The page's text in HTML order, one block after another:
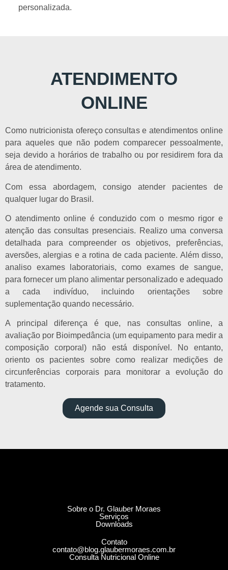
personalizada.
ATENDIMENTO
ONLINE
Como nutricionista ofereço consultas e atendimentos online
para aqueles que não podem comparecer pessoalmente,
seja devido a horários de trabalho ou por residirem fora da
área de atendimento.
Com essa abordagem, consigo atender pacientes de
qualquer lugar do Brasil.
O atendimento online é conduzido com o mesmo rigor e
atenção das consultas presenciais. Realizo uma conversa
detalhada para compreender os objetivos, preferências,
aversões, alergias e a rotina de cada paciente. Além disso,
analiso exames laboratoriais, como exames de sangue,
para fornecer um plano alimentar personalizado e adequado
a cada indivíduo, incluindo orientações sobre
suplementação quando necessário.
A principal diferença é que, nas consultas online, a
avaliação por Bioimpedância (um equipamento para medir a
composição corporal) não está disponível. No entanto,
oriento os pacientes sobre como realizar medições de
circunferências corporais para monitorar a evolução do
tratamento.
Agende sua Consulta
Sobre o Dr. Glauber Moraes
Serviços
Downloads
Contato
contato@blog.glaubermoraes.com.br
Consulta Nutricional Online